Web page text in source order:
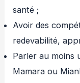
santé ;
Avoir des
redevabilité,
Parler au moins
Mamara ou